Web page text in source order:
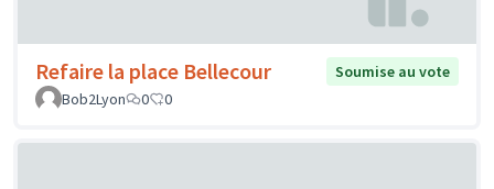
Refaire la place Bellecour
Soumise au vote
Bob2Lyon
0 0